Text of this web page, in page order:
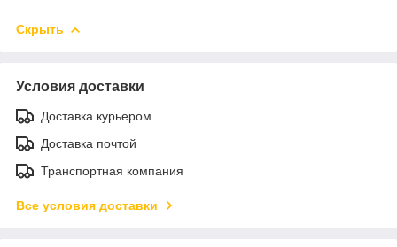
Скрыть
Условия доставки
Доставка курьером
Доставка почтой
Транспортная компания
Все условия доставки